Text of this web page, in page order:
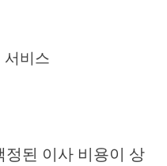
서비스
된 이사 비용이 상